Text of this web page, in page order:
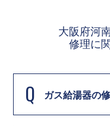
大阪府河
修理に
Q ガス給湯器の